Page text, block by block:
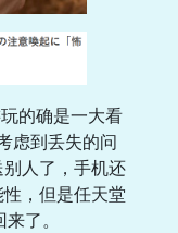
的确是一大看
虑到丢失的问
人了，手机还
，但是任天堂
了。